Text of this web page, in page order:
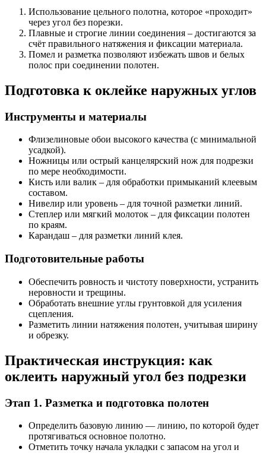
Использование цельного полотна, которое «проходит»
через угол без порезки.
Плавные и строгие линии соединения – достигаются за
счёт правильного натяжения и фиксации материала.
Помел и разметка позволяют избежать швов и белых
полос при соединении полотен.
Подготовка к оклейке наружных углов
Инструменты и материалы
Флизелиновые обои высокого качества (с минимальной
усадкой).
Ножницы или острый канцелярский нож для подрезки
по мере необходимости.
Кисть или валик – для обработки примыканий клеевым
составом.
Нивелир или уровень – для точной разметки линий.
Степлер или мягкий молоток – для фиксации полотен
по краям.
Карандаш – для разметки линий клея.
Подготовительные работы
Обеспечить ровность и чистоту поверхности, устранить
неровности и трещины.
Обработать внешние углы грунтовкой для усиления
сцепления.
Разметить линии натяжения полотен, учитывая ширину
и обрезку.
Практическая инструкция: как
оклеить наружный угол без подрезки
Этап 1. Разметка и подготовка полотен
Определить базовую линию — линию, по которой будет
протягиваться основное полотно.
Отметить точку начала укладки с запасом на угол и